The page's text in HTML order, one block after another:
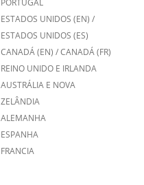
No mundo todo
BRASIL
PORTUGAL
ESTADOS UNIDOS (EN)/
ESTADOS UNIDOS (ES)
CANADÁ (EN) /CANADÁ (FR)
REINO UNIDO E IRLANDA
AUSTRÁLIA E NOVA
ZELÂNDIA
ALEMANHA